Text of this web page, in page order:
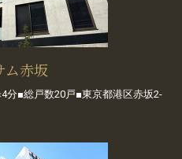
ム赤坂
分■総戸数20戸■東京都港区赤坂2-